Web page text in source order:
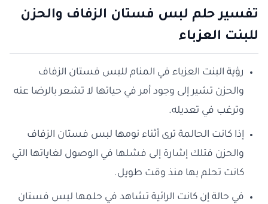
تفسير حلم لبس فستان الزفاف والحزن
للبنت العزباء
رؤية البنت العزباء في المنام للبس فستان الزفاف
والحزن تشير إلى وجود أمر في حياتها لا تشعر بالرضا عنه
وترغب في تعديله.
إذا كانت الحالمة ترى أثناء نومها لبس فستان الزفاف
والحزن فتلك إشارة إلى فشلها في الوصول لغاياتها التي
كانت تحلم بها منذ وقت طويل.
في حالة إن كانت الرائية تشاهد في حلمها لبس فستان